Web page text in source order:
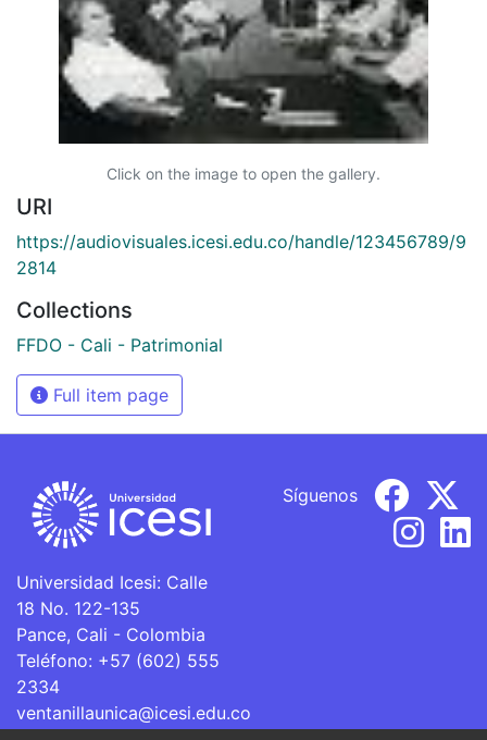
Click on the image to open the gallery.
URI
https://audiovisuales.icesi.edu.co/handle/123456789/9
2814
Collections
FFDO - Cali - Patrimonial
Full item page
Universidad Icesi: Calle
18 No. 122-135
Pance, Cali - Colombia
Teléfono: +57 (602) 555
2334
ventanillaunica@icesi.edu.co
Síguenos